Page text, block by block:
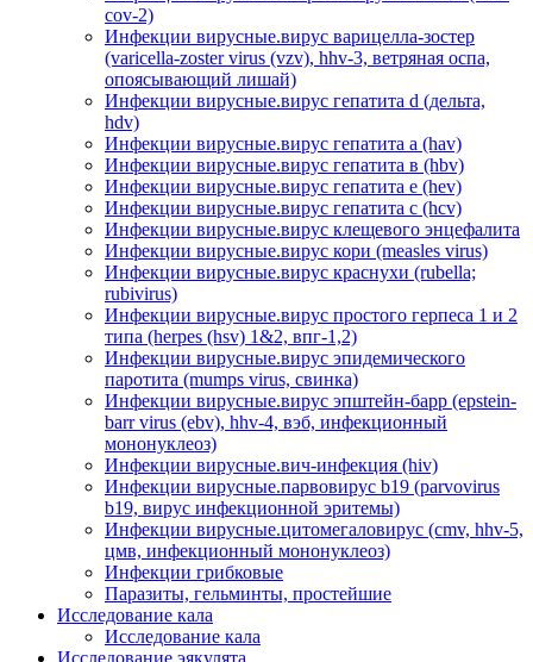
cov-2)
Инфекции вирусные.вирус варицелла-зостер
(varicella-zoster virus (vzv), hhv-3, ветряная оспа,
опоясывающий лишай)
Инфекции вирусные.вирус гепатита d (дельта,
hdv)
Инфекции вирусные.вирус гепатита а (hav)
Инфекции вирусные.вирус гепатита в (hbv)
Инфекции вирусные.вирус гепатита е (hev)
Инфекции вирусные.вирус гепатита с (hcv)
Инфекции вирусные.вирус клещевого энцефалита
Инфекции вирусные.вирус кори (measles virus)
Инфекции вирусные.вирус краснухи (rubella;
rubivirus)
Инфекции вирусные.вирус простого герпеса 1 и 2
типа (herpes (hsv) 1&2, впг-1,2)
Инфекции вирусные.вирус эпидемического
паротита (mumps virus, свинка)
Инфекции вирусные.вирус эпштейн-барр (epstein-
barr virus (ebv), hhv-4, вэб, инфекционный
мононуклеоз)
Инфекции вирусные.вич-инфекция (hiv)
Инфекции вирусные.парвовирус b19 (parvovirus
b19, вирус инфекционной эритемы)
Инфекции вирусные.цитомегаловирус (cmv, hhv-5,
цмв, инфекционный мононуклеоз)
Инфекции грибковые
Паразиты, гельминты, простейшие
Исследование кала
Исследование кала
Исследование эякулята